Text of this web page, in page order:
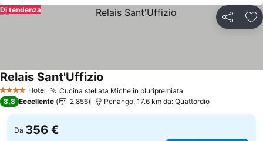
Condividi
Di tendenza
4 Stelle Hotel Cucina stellata Michelin pluripremiata
Relais Sant'Uffizio
8,8 Eccellente 2.856 Penango, 17.6 km da: Quattordio
Da 356 €